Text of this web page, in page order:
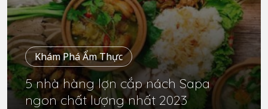
Khám Phá Ẩm Thực
5 nhà hàng lợn cắp nách Sapa
ngon chất lượng nhất 2023